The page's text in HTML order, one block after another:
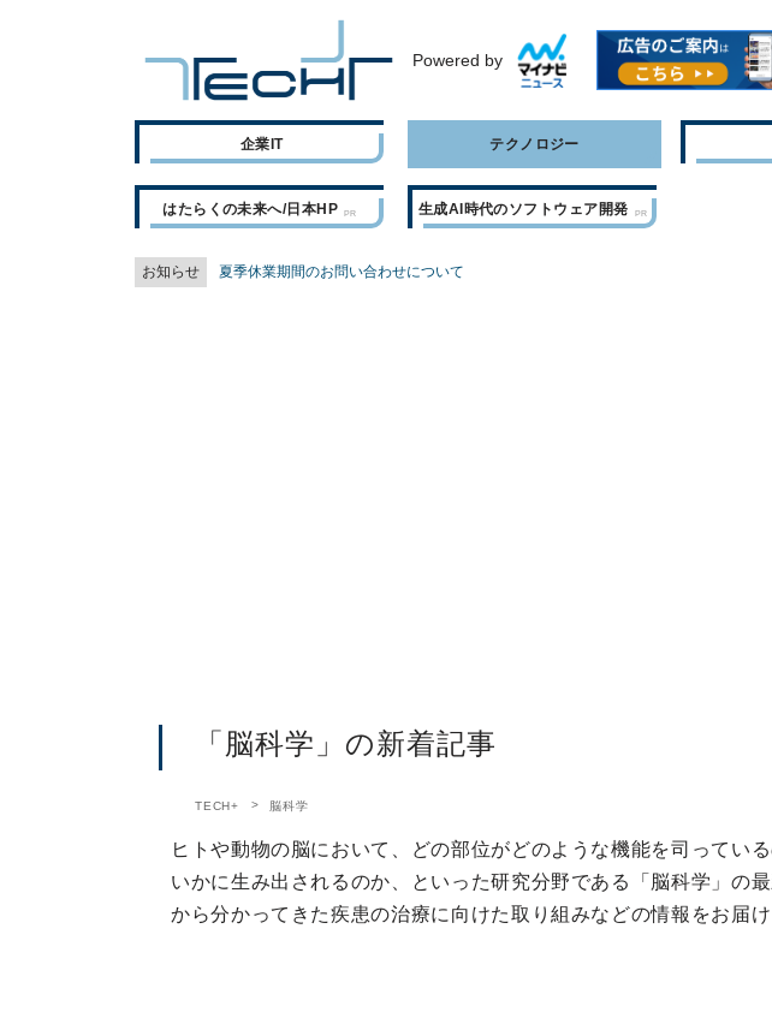
Powered by
企業IT テクノロジー
はたらくの未来へ/日本HP 生成AI時代のソフトウェア開発
お知らせ 夏季休業期間のお問い合わせについて
「脳科学」の新着記事
TECH+ 脳科学
ヒトや動物の脳において、どの部位がどのような機能を司ってい
いかに生み出されるのか、といった研究分野である「脳科学」の
から分かってきた疾患の治療に向けた取り組みなどの情報をお届け